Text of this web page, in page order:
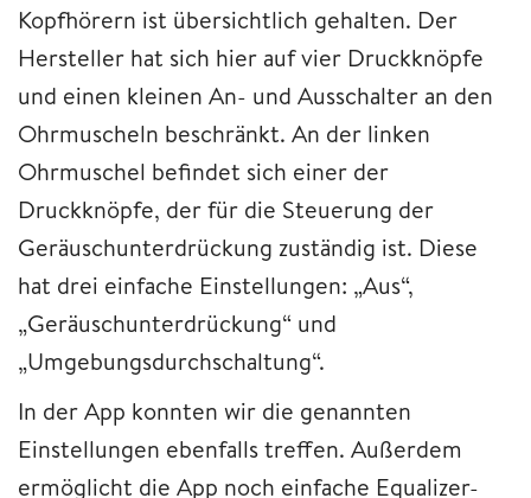
Kopfhörern ist übersichtlich gehalten. Der
Hersteller hat sich hier auf vier Druckknöpfe
und einen kleinen An- und Ausschalter an den
Ohrmuscheln beschränkt. An der linken
Ohrmuschel befindet sich einer der
Druckknöpfe, der für die Steuerung der
Geräuschunterdrückung zuständig ist. Diese
hat drei einfache Einstellungen: „Aus“,
„Geräuschunterdrückung“ und
„Umgebungsdurchschaltung“.
In der App konnten wir die genannten
Einstellungen ebenfalls treffen. Außerdem
ermöglicht die App noch einfache Equalizer-